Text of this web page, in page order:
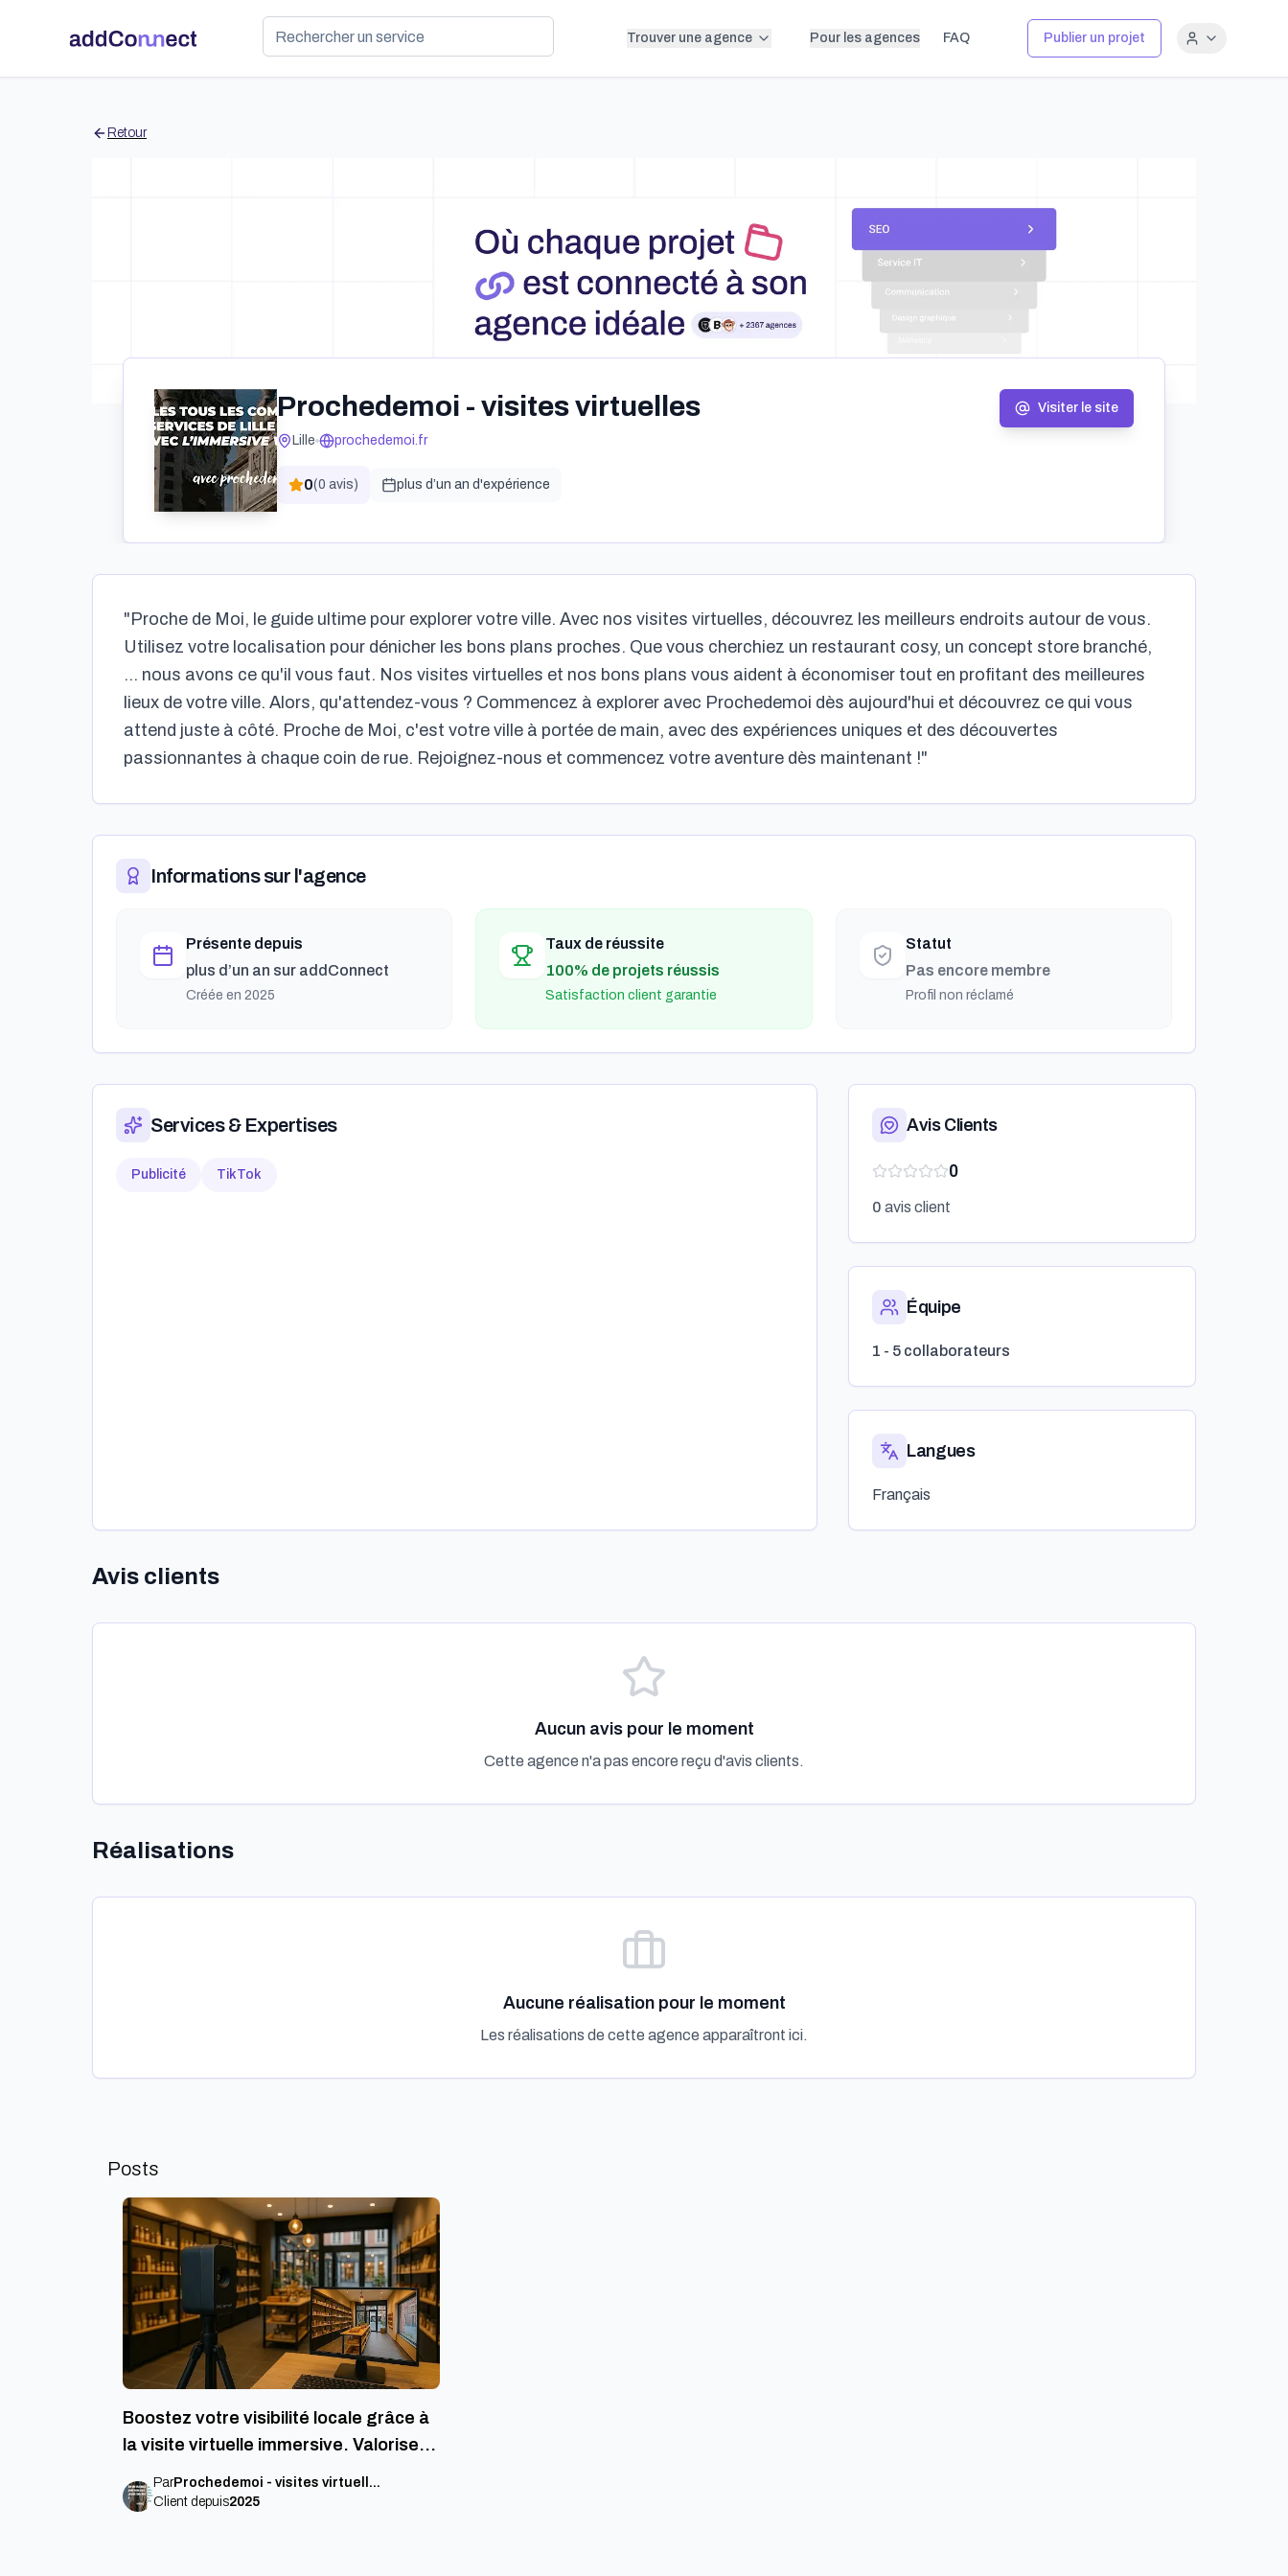
Trouver une agence Pour les agences FAQ Publier un projet
Retour
Prochedemoi - visites virtuelles
Lille prochedemoi.fr
0(0 avis) plus d’un an d'expérience
Visiter le site
"Proche de Moi, le guide ultime pour explorer votre ville. Avec nos visites virtuelles, découvrez les meilleurs endroits autour de vous.
Utilisez votre localisation pour dénicher les bons plans proches. Que vous cherchiez un restaurant cosy, un concept store branché,
... nous avons ce qu'il vous faut. Nos visites virtuelles et nos bons plans vous aident à économiser tout en profitant des meilleures
lieux de votre ville. Alors, qu'attendez-vous ? Commencez à explorer avec Prochedemoi dès aujourd'hui et découvrez ce qui vous
attend juste à côté. Proche de Moi, c'est votre ville à portée de main, avec des expériences uniques et des découvertes
passionnantes à chaque coin de rue. Rejoignez-nous et commencez votre aventure dès maintenant !"
Informations sur l'agence
Présente depuis
plus d’un an sur addConnect
Créée en 2025
Taux de réussite
100% de projets réussis
Satisfaction client garantie
Statut
Pas encore membre
Profil non réclamé
Services & Expertises
Publicité TikTok
Avis Clients
0
0 avis client
Équipe
1 - 5 collaborateurs
Langues
Français
Avis clients
Aucun avis pour le moment
Cette agence n'a pas encore reçu d'avis clients.
Réalisations
Aucune réalisation pour le moment
Les réalisations de cette agence apparaîtront ici.
Posts
Boostez votre visibilité locale grâce à
la visite virtuelle immersive. Valorisez
vos espaces avec une vitrine virtuelle:
Les visites virtuelles sont devenues un
ParProchedemoi - visites virtuell ...
Client depuis2025